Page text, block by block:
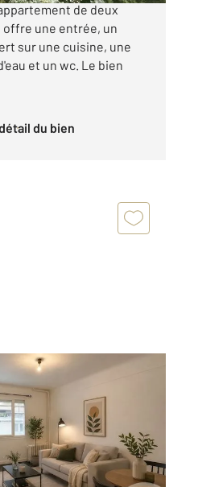
de deux
offre une entrée, un
sur une cuisine, une
et un wc. Le bien
détail du bien
à vendre
€